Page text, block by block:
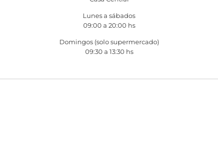
Lunes a sábados
09:00 a 20:00 hs
Domingos (solo supermercado)
09:30 a 13:30 hs